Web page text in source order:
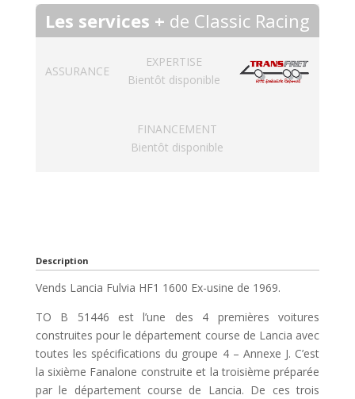
Les services + de Classic Racing
ASSURANCE
EXPERTISE
Bientôt disponible
FINANCEMENT
Bientôt disponible
Description
Vends Lancia Fulvia HF1 1600 Ex-usine de 1969.
TO B 51446 est l’une des 4 premières voitures
construites pour le département course de Lancia avec
toutes les spécifications du groupe 4 – Annexe J. C’est
la sixième Fanalone construite et la troisième préparée
par le département course de Lancia. De ces trois